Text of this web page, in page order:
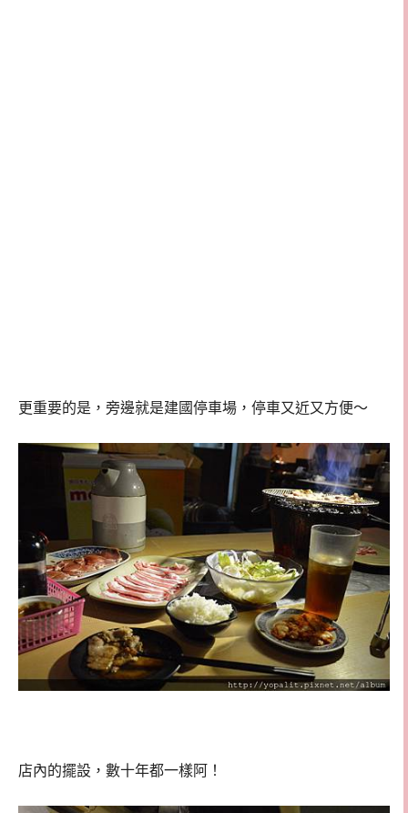
更重要的是，旁邊就是建國停車場，停車又近又方便～
店內的擺設，數十年都一樣阿！